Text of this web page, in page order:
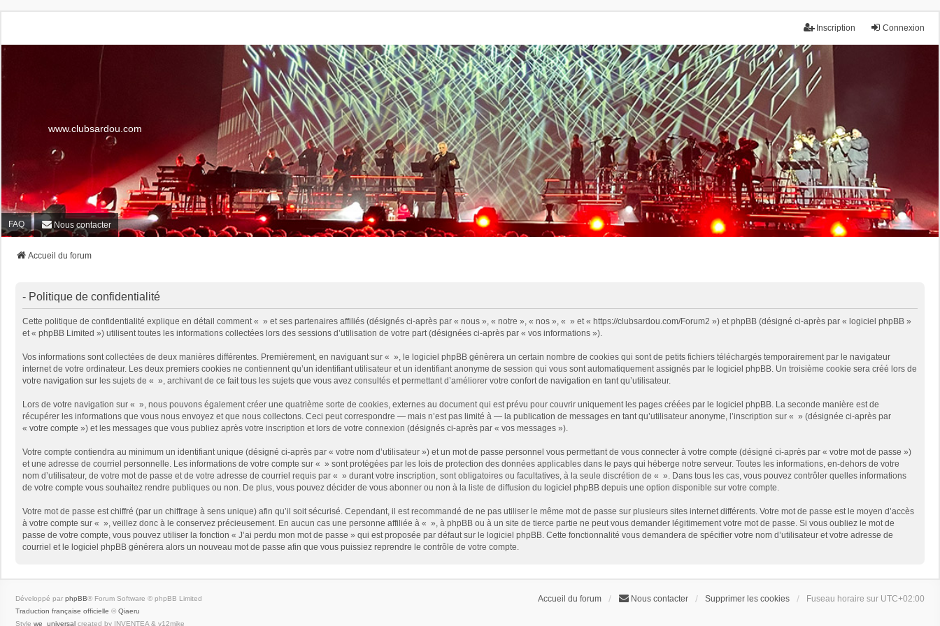
Connexion
Inscription
www.clubsardou.com
FAQ Nous contacter
Accueil du forum
- Politique de confidentialité
Cette politique de confidentialité explique en détail comment « » et ses partenaires affiliés (désignés ci-après par « nous », « notre », « nos », « » et « https://clubsardou.com/Forum2 ») et phpBB (désigné ci-après par « logiciel phpBB »
et « phpBB Limited ») utilisent toutes les informations collectées lors des sessions d’utilisation de votre part (désignées ci-après par « vos informations »).
Vos informations sont collectées de deux manières différentes. Premièrement, en naviguant sur « », le logiciel phpBB génèrera un certain nombre de cookies qui sont de petits fichiers téléchargés temporairement par le navigateur
internet de votre ordinateur. Les deux premiers cookies ne contiennent qu’un identifiant utilisateur et un identifiant anonyme de session qui vous sont automatiquement assignés par le logiciel phpBB. Un troisième cookie sera créé lors de
votre navigation sur les sujets de « », archivant de ce fait tous les sujets que vous avez consultés et permettant d’améliorer votre confort de navigation en tant qu’utilisateur.
Lors de votre navigation sur « », nous pouvons également créer une quatrième sorte de cookies, externes au document qui est prévu pour couvrir uniquement les pages créées par le logiciel phpBB. La seconde manière est de
récupérer les informations que vous nous envoyez et que nous collectons. Ceci peut correspondre — mais n’est pas limité à — la publication de messages en tant qu’utilisateur anonyme, l’inscription sur « » (désignée ci-après par
« votre compte ») et les messages que vous publiez après votre inscription et lors de votre connexion (désignés ci-après par « vos messages »).
Votre compte contiendra au minimum un identifiant unique (désigné ci-après par « votre nom d’utilisateur ») et un mot de passe personnel vous permettant de vous connecter à votre compte (désigné ci-après par « votre mot de passe »)
et une adresse de courriel personnelle. Les informations de votre compte sur « » sont protégées par les lois de protection des données applicables dans le pays qui héberge notre serveur. Toutes les informations, en-dehors de votre
nom d’utilisateur, de votre mot de passe et de votre adresse de courriel requis par « » durant votre inscription, sont obligatoires ou facultatives, à la seule discrétion de « ». Dans tous les cas, vous pouvez contrôler quelles informations
de votre compte vous souhaitez rendre publiques ou non. De plus, vous pouvez décider de vous abonner ou non à la liste de diffusion du logiciel phpBB depuis une option disponible sur votre compte.
Votre mot de passe est chiffré (par un chiffrage à sens unique) afin qu’il soit sécurisé. Cependant, il est recommandé de ne pas utiliser le même mot de passe sur plusieurs sites internet différents. Votre mot de passe est le moyen d’accès
à votre compte sur « », veillez donc à le conservez précieusement. En aucun cas une personne affiliée à « », à phpBB ou à un site de tierce partie ne peut vous demander légitimement votre mot de passe. Si vous oubliez le mot de
passe de votre compte, vous pouvez utiliser la fonction « J’ai perdu mon mot de passe » qui est proposée par défaut sur le logiciel phpBB. Cette fonctionnalité vous demandera de spécifier votre nom d’utilisateur et votre adresse de
courriel et le logiciel phpBB générera alors un nouveau mot de passe afin que vous puissiez reprendre le contrôle de votre compte.
Accueil du forum Nous contacter Supprimer les cookies Fuseau horaire sur UTC+02:00
Développé par phpBB® Forum Software © phpBB Limited
Traduction française officielle © Qiaeru
Style we_universal created by INVENTEA & v12mike